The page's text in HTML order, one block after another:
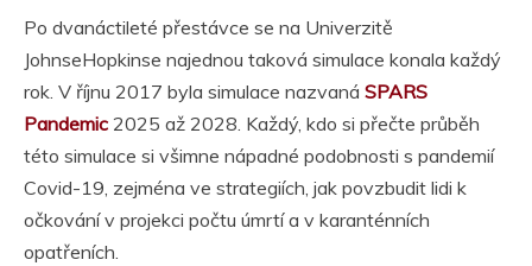
Po dvanáctileté přestávce se na Univerzitě
JohnseHopkinse najednou taková simulace konala každý
rok. V říjnu 2017 byla simulace nazvaná SPARS
Pandemic 2025 až 2028. Každý, kdo si přečte průběh
této simulace si všimne nápadné podobnosti s pandemií
Covid-19, zejména ve strategiích, jak povzbudit lidi k
očkování v projekci počtu úmrtí a v karanténních
opatřeních.